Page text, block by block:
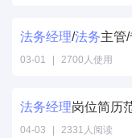
法务经理/法务主管
03-01 2700人使用
法务经理岗位简历
04-03 2331人阅读